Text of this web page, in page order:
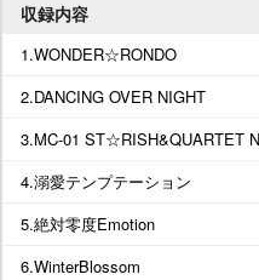
収録内容
1.WONDER☆RONDO
2.DANCING OVER NIGHT
3.MC-01 ST☆RISH&QUARTET
4.溺愛テンプテーション
5.絶対零度Emotion
6.WinterBlossom